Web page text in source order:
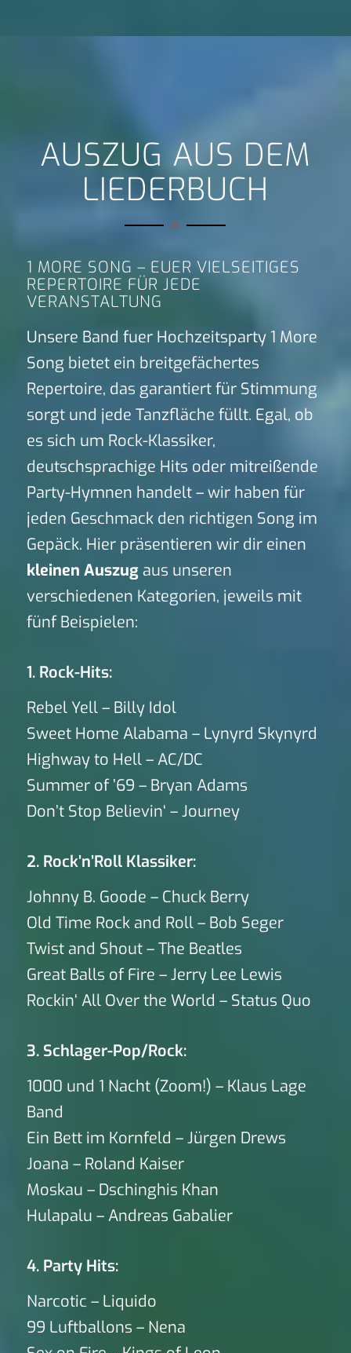
AUSZUG AUS DEM
LIEDERBUCH
1 MORE SONG – EUER VIELSEITIGES
REPERTOIRE FÜR JEDE
VERANSTALTUNG
Unsere Band fuer Hochzeitsparty 1 More
Song bietet ein breitgefächertes
Repertoire, das garantiert für Stimmung
sorgt und jede Tanzfläche füllt. Egal, ob
es sich um Rock-Klassiker,
deutschsprachige Hits oder mitreißende
Party-Hymnen handelt – wir haben für
jeden Geschmack den richtigen Song im
Gepäck. Hier präsentieren wir dir einen
kleinen Auszugaus unseren
verschiedenen Kategorien, jeweils mit
fünf Beispielen:
1. Rock-Hits:
Rebel Yell – Billy Idol
Sweet Home Alabama – Lynyrd Skynyrd
Highway to Hell – AC/DC
Summer of ’69 – Bryan Adams
Don’t Stop Believin‘ – Journey
2. Rock’n’Roll Klassiker:
Johnny B. Goode – Chuck Berry
Old Time Rock and Roll – Bob Seger
Twist and Shout – The Beatles
Great Balls of Fire – Jerry Lee Lewis
Rockin‘ All Over the World – Status Quo
3. Schlager-Pop/Rock:
1000 und 1 Nacht (Zoom!) – Klaus Lage
Band
Ein Bett im Kornfeld – Jürgen Drews
Joana – Roland Kaiser
Moskau – Dschinghis Khan
Hulapalu – Andreas Gabalier
4. Party Hits:
Narcotic – Liquido
99 Luftballons – Nena